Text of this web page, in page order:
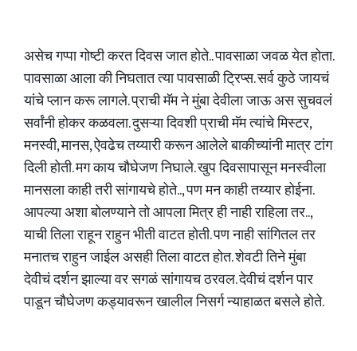
असेच गप्पा गोष्टी करत दिवस जात होते.. पावसाळा जवळ येत होता.
पावसाळा आला की निघतात त्या पावसाळी ट्रिप्स. सर्व कुठे जायचं
यांचे प्लान करू लागले. प्राची मॅम ने मुंबा देवीला जाऊ अस सुचवलं
सर्वांनी होकर कळवला. दुसऱ्या दिवशी प्राची मॅम त्यांचे मिस्टर,
मनस्वी, मानस, ऐवढेच तय्यारी करून आलेले बाकीच्यांनी मात्र टांग
दिली होती. मग काय चौघेजण निघाले. खुप दिवसापासून मनस्वीला
मानसला काही तरी सांगायचे होते.., पण मन काही तय्यार होईना.
आपल्या अशा बोलण्याने तो आपला मित्र ही नाही राहिला तर..,
याची तिला राहून राहुन भीती वाटत होती. पण नाही सांगितल तर
मनातच राहुन जाईल असही तिला वाटत होत. शेवटी तिने मुंबा
देवीचं दर्शन झाल्या वर सगळं सांगायच ठरवल. देवीचं दर्शन पार
पाडून चौघेजण कड्यावरून खालील निसर्ग न्याहाळत बसले होते.